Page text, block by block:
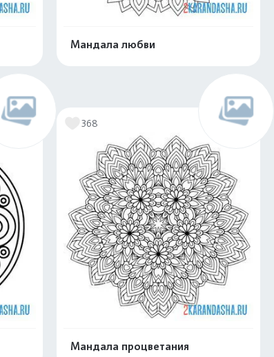
Мандала любви
368
Мандала процветания